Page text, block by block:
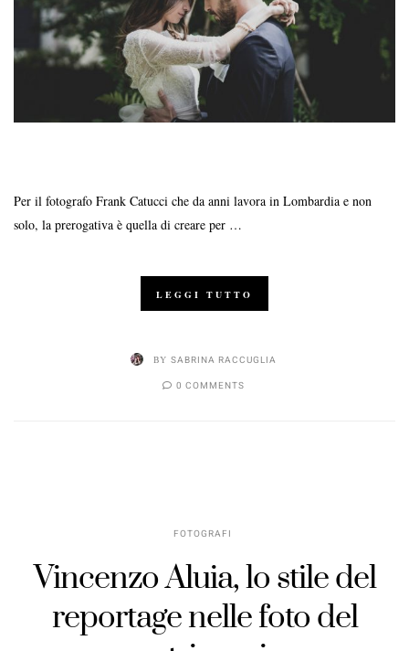
Per il fotografo Frank Catucci che da anni lavora in Lombardia e non
solo, la prerogativa è quella di creare per …
LEGGI TUTTO
BY SABRINA RACCUGLIA
0 COMMENTS
FOTOGRAFI
Vincenzo Aluia, lo stile del
reportage nelle foto del